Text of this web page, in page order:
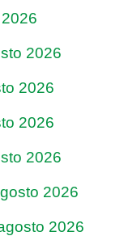
2026
2026
2026
2026
2026
2026